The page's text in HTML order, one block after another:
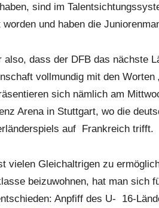
sind im
worden und haben die
also, dass der DFB das nächste
vollmundig mit den Worten
sich nämlich am
Arena in Stuttgart, wo die
auf Frankreich trifft.
vielen Gleichaltrigen zu
beizuwohnen, hat man sich
Anpfiff des U- 16-